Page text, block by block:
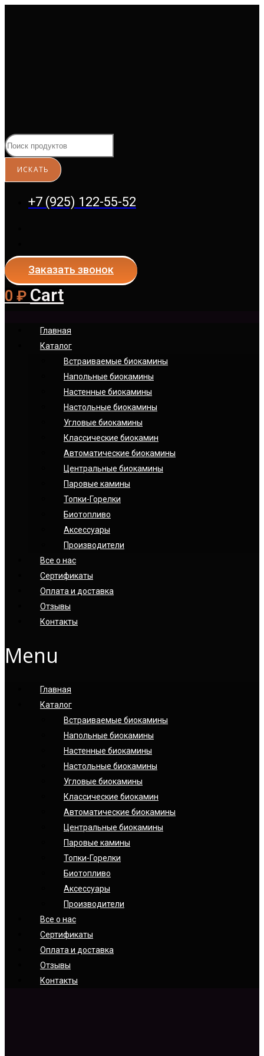
+7 (925) 122-55-52
Заказать звонок
0 ₽ Cart
Главная
Каталог
Встраиваемые биокамины
Напольные биокамины
Настенные биокамины
Настoльные биокамины
Угловые биокамины
Классические биокамин
Автоматические биокамины
Центральные биокамины
Паровые камины
Топки-Горелки
Биотопливо
Аксессуары
Производители
Все о нас
Сертификаты
Оплата и доставка
Отзывы
Контакты
Menu
Главная
Каталог
Встраиваемые биокамины
Напольные биокамины
Настенные биокамины
Настoльные биокамины
Угловые биокамины
Классические биокамин
Автоматические биокамины
Центральные биокамины
Паровые камины
Топки-Горелки
Биотопливо
Аксессуары
Производители
Все о нас
Сертификаты
Оплата и доставка
Отзывы
Контакты